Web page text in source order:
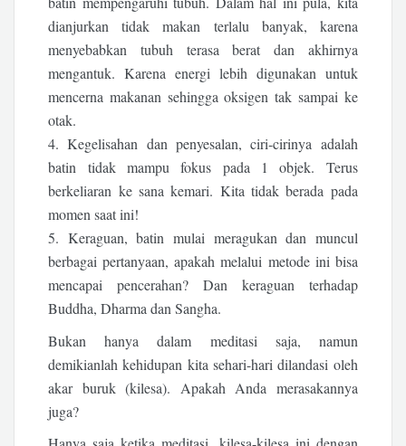
dianjurkan tidak makan terlalu banyak, karena
menyebabkan tubuh terasa berat dan akhirnya
mengantuk. Karena energi lebih digunakan untuk
mencerna makanan sehingga oksigen tak sampai ke
otak.
4. Kegelisahan dan penyesalan, ciri-cirinya adalah
batin tidak mampu fokus pada 1 objek. Terus
berkeliaran ke sana kemari. Kita tidak berada pada
momen saat ini!
5. Keraguan, batin mulai meragukan dan muncul
berbagai pertanyaan, apakah melalui metode ini bisa
mencapai pencerahan? Dan keraguan terhadap
Buddha, Dharma dan Sangha.
Bukan hanya dalam meditasi saja, namun
demikianlah kehidupan kita sehari-hari dilandasi oleh
akar buruk (kilesa). Apakah Anda merasakannya
juga?